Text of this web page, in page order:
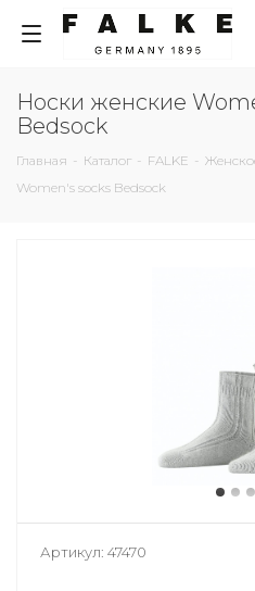
Носки женские
Bedsock
Главная - Каталог - FALKE -
Women's socks Bedsock
Артикул: 47470